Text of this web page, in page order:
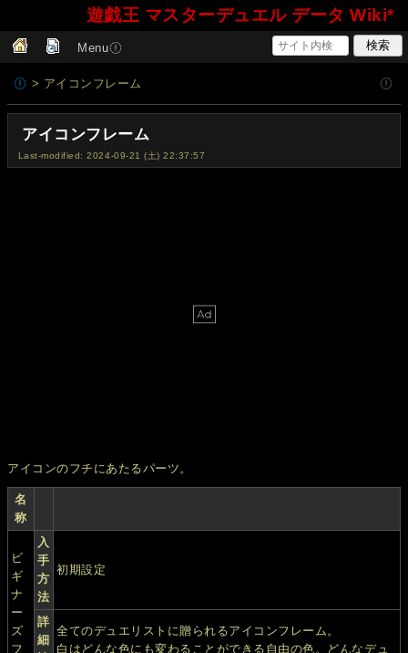
遊戯王 マスターデュエル データ Wiki*
Menu
> アイコンフレーム
アイコンフレーム
Last-modified: 2024-09-21 (土) 22:37:57
アイコンのフチにあたるパーツ。
名
称
ビ
ギ
ナ
ー
ズ
フ
入
手
方
法
初期設定
詳
細
全てのデュエリストに贈られるアイコンフレーム。
白はどんな色にも変わることができる自由の色。どんなデュ